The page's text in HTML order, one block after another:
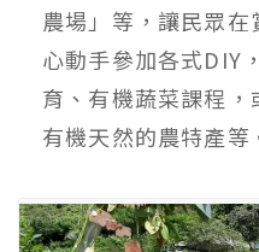
農場」等，讓民眾
心動手參加各式DIY
育、有機蔬菜課程
有機天然的農特產等